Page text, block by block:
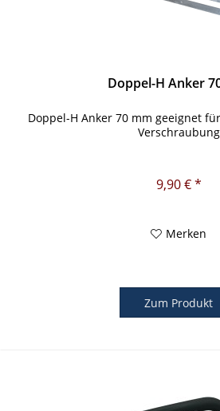
Doppel-H Anker
Doppel-H Anker 70 mm geeignet
Verschraubung
9,90 € *
Merken
Zum Produkt